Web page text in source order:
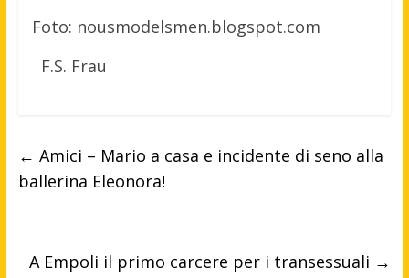
Foto: nousmodelsmen.blogspot.com
F.S. Frau
← Amici – Mario a casa e incidente di seno alla
ballerina Eleonora!
A Empoli il primo carcere per i transessuali →